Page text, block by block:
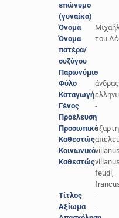
επώνυμο
(γυναίκα)
Όνομα
Όνομα
πατέρα/
συζύγου
του
Παρωνύμιο
-
Φύλο
Καταγωγή
Γένος
-
Προέλευση-
Προσωπικό
Καθεστώς
Κοινωνικό
Καθεστώςvillanus
feudi,
Τίτλος
-
Αξίωμα
-